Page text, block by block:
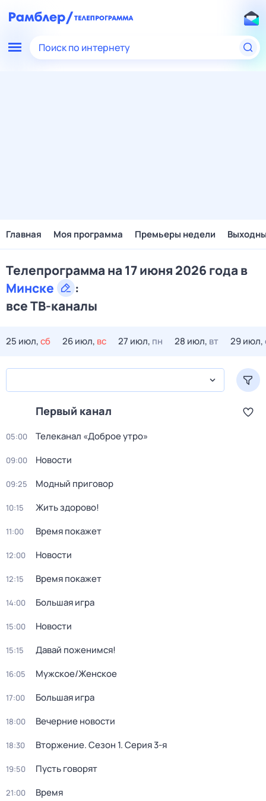
Поиск по интернету
Главная Моя программа Премьеры недели
Телепрограмма на 17 июня 2026 года в
Минске
:
все ТВ-каналы
25 июл,сб 26 июл, вс 27 июл, пн 28 июл, вт 29 июл,
Первый канал
05:00 Телеканал «Доброе утро»
09:00 Новости
09:25 Модный приговор
10:15 Жить здорово!
11:00 Время покажет
12:00 Новости
12:15 Время покажет
14:00 Большая игра
15:00 Новости
15:15 Давай поженимся!
16:05 Мужское/Женское
17:00 Большая игра
18:00 Вечерние новости
18:30 Вторжение. Сезон 1. Серия 3-я
19:50 Пусть говорят
21:00 Время